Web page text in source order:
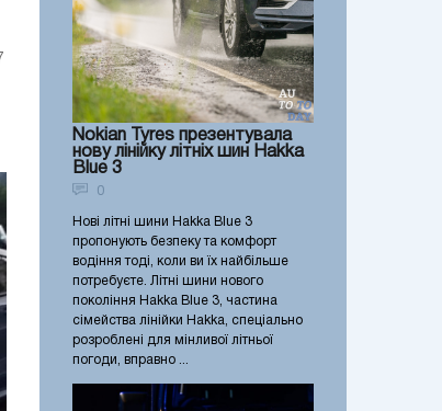
Nokian Tyres презентувала
нову лінійку літніх шин Hakka
Blue 3
0
Нові літні шини Hakka Blue 3
пропонують безпеку та комфорт
водіння тоді, коли ви їх найбільше
потребуєте. Літні шини нового
покоління Hakka Blue 3, частина
сімейства лінійки Hakka, спеціально
розроблені для мінливої літньої
погоди, вправно ...